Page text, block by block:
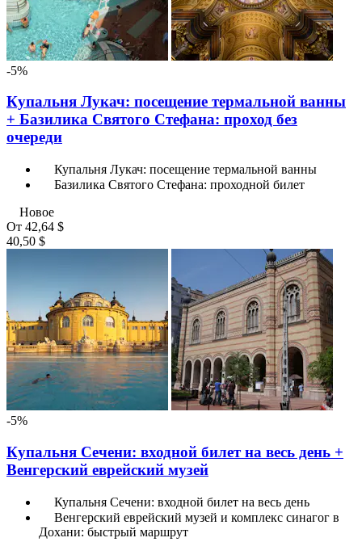
-5%
Купальня Лукач: посещение термальной ванны
+ Базилика Святого Стефана: проход без
очереди
Купальня Лукач: посещение термальной ванны
Базилика Святого Стефана: проходной билет
Новое
От 42,64 $
40,50 $
-5%
Купальня Сечени: входной билет на весь день +
Венгерский еврейский музей
Купальня Сечени: входной билет на весь день
Венгерский еврейский музей и комплекс синагог в
Дохани: быстрый маршрут